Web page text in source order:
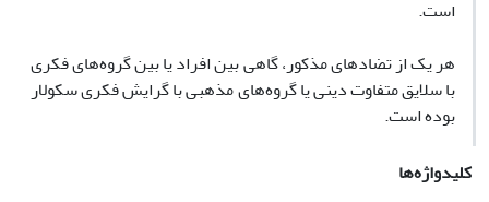
است.
هر یک از تضادهای مذکور، گاهی بین افراد یا بین گروه‌های فکری
با سلایق متفاوت دینی یا گروه‌های مذهبی با گرایش فکری سکولار
بوده است.
کلیدواژه‌ها